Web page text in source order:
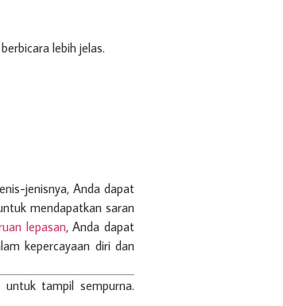
lebih jelas.
jenisnya, Anda dapat
mendapatkan saran
lepasan, Anda dapat
kepercayaan diri dan
tampil sempurna.